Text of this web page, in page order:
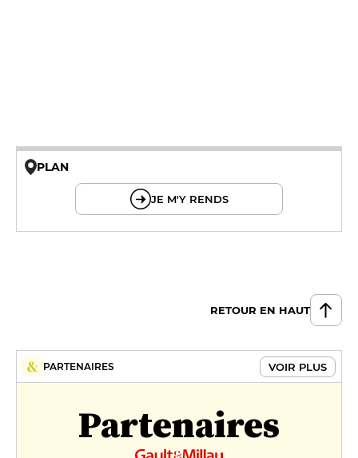
PLAN
JE M'Y RENDS
RETOUR EN HAUT
PARTENAIRES VOIR PLUS
Partenaires